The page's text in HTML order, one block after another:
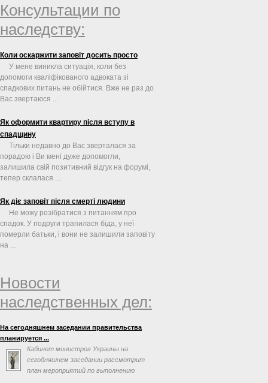
Консультации по
наследству:
Коли оскаржити заповіт досить просто
У мене виникла ситуація, коли без
допомоги кваліфікованого адвоката зі
спадкових питань не обійтися. Вже не раз до
Вас звертаюся ...
Як оформити квартиру після вступу в
спадщину
Тільки недавно до Вас зверталася за
порадою і Ви мені дуже допомогли,
залишила свій позитивний відгук на форумі,
тепер склалася ...
Як діє заповіт після смерті людини
Не можу розібратися з питанням про
спадок. У подруги трапилася біда, у неї
померли батьки, і вони не залишили заповіту
на ...
Новости
наследственных дел:
На сегодняшнем заседании правительства
планируется ...
Кабинет министров Украины на
сегодняшнем заседании рассмотрит
план мероприятий по выполнению